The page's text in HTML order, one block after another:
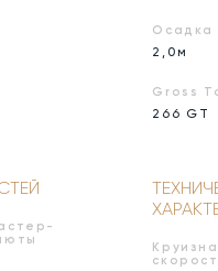
Осадка
2,0м
Gross
266 GT